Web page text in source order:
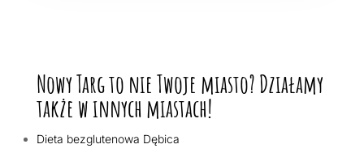
Nowy Targ to nie Twoje miasto? Działamy
także w innych miastach!
Dieta bezglutenowa Dębica